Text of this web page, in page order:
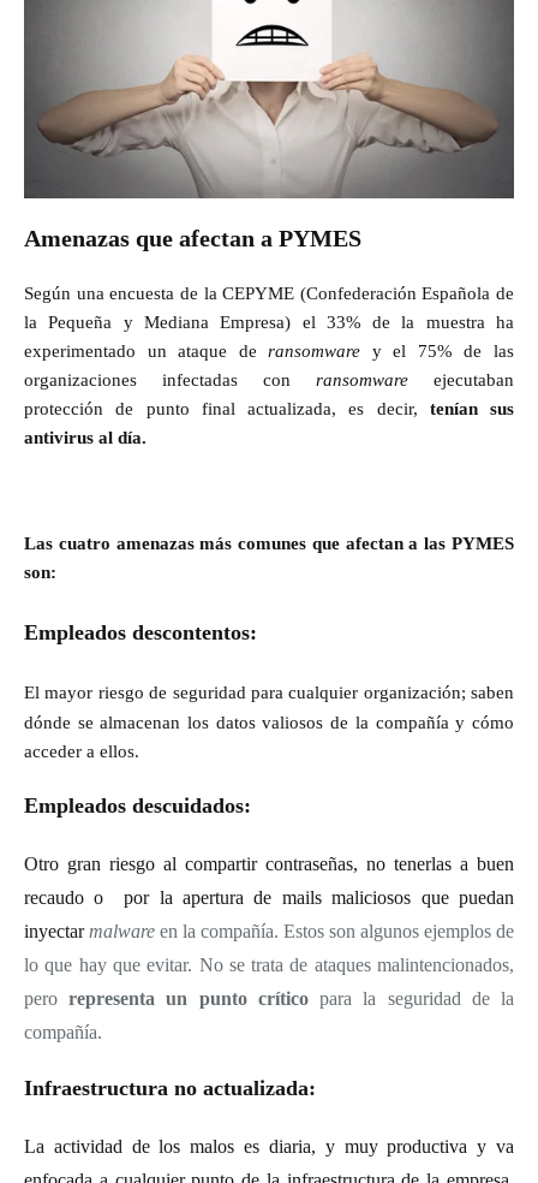
Amenazas que afectan a PYMES
Según una encuesta de la CEPYME (Confederación Española de
la Pequeña y Mediana Empresa) el 33% de la muestra ha
experimentado un ataque deransomware y el 75% de las
organizaciones infectadas con ransomware ejecutaban
protección de punto final actualizada, es decir, tenían sus
antivirus al día.
Las cuatro amenazas más comunes que afectan a las PYMES
son:
Empleados descontentos:
El mayor riesgo de seguridad para cualquier organización; saben
dónde se almacenan los datos valiosos de la compañía y cómo
acceder a ellos.
Empleados descuidados:
Otro gran riesgo al compartir contraseñas, no tenerlas a buen
recaudo o por la apertura de mails maliciosos que puedan
inyectarmalware en la compañía. Estos son algunos ejemplos de
lo que hay que evitar. No se trata de ataques malintencionados,
perorepresenta un punto críticopara la seguridad de la
compañía.
Infraestructura no actualizada:
La actividad de los malos es diaria, y muy productiva y va